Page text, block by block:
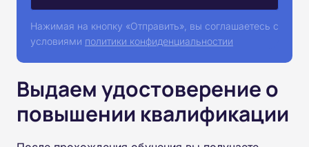
Нажимая на кнопку «Отправить», вы соглашаетесь с
условиями политики конфиденциальностии
Выдаем удостоверение о
повышении квалификации